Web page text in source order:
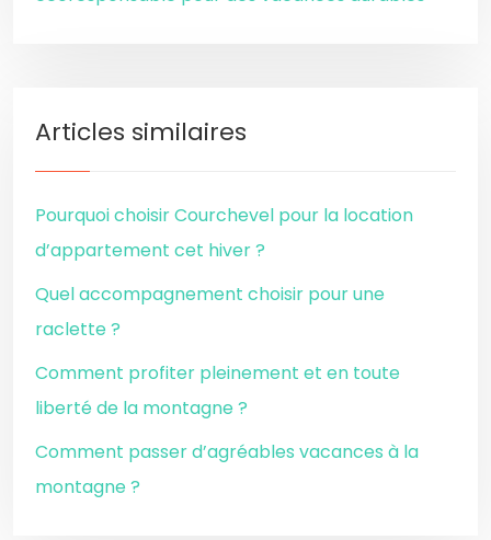
Articles similaires
Pourquoi choisir Courchevel pour la location
d’appartement cet hiver ?
Quel accompagnement choisir pour une
raclette ?
Comment profiter pleinement et en toute
liberté de la montagne ?
Comment passer d’agréables vacances à la
montagne ?